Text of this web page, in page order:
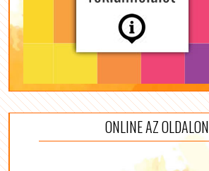
ONLINE AZ OLDALON